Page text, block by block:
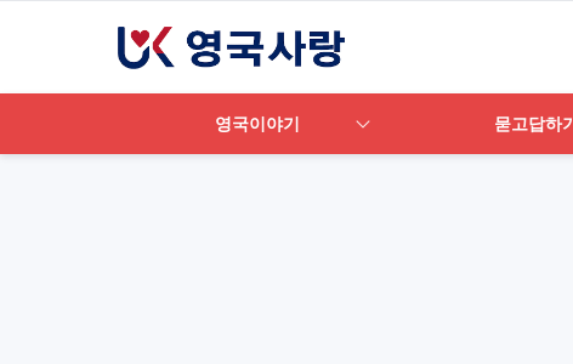
영국이야기 묻고답하기